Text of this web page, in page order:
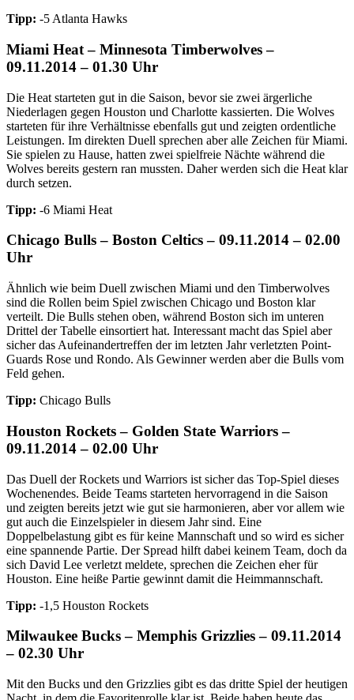
Tipp: -5 Atlanta Hawks
Miami Heat – Minnesota Timberwolves –
09.11.2014 – 01.30 Uhr
Die Heat starteten gut in die Saison, bevor sie zwei ärgerliche
Niederlagen gegen Houston und Charlotte kassierten. Die Wolves
starteten für ihre Verhältnisse ebenfalls gut und zeigten ordentliche
Leistungen. Im direkten Duell sprechen aber alle Zeichen für Miami.
Sie spielen zu Hause, hatten zwei spielfreie Nächte während die
Wolves bereits gestern ran mussten. Daher werden sich die Heat klar
durch setzen.
Tipp: -6 Miami Heat
Chicago Bulls – Boston Celtics – 09.11.2014 – 02.00
Uhr
Ähnlich wie beim Duell zwischen Miami und den Timberwolves
sind die Rollen beim Spiel zwischen Chicago und Boston klar
verteilt. Die Bulls stehen oben, während Boston sich im unteren
Drittel der Tabelle einsortiert hat. Interessant macht das Spiel aber
sicher das Aufeinandertreffen der im letzten Jahr verletzten Point-
Guards Rose und Rondo. Als Gewinner werden aber die Bulls vom
Feld gehen.
Tipp: Chicago Bulls
Houston Rockets – Golden State Warriors –
09.11.2014 – 02.00 Uhr
Das Duell der Rockets und Warriors ist sicher das Top-Spiel dieses
Wochenendes. Beide Teams starteten hervorragend in die Saison
und zeigten bereits jetzt wie gut sie harmonieren, aber vor allem wie
gut auch die Einzelspieler in diesem Jahr sind. Eine
Doppelbelastung gibt es für keine Mannschaft und so wird es sicher
eine spannende Partie. Der Spread hilft dabei keinem Team, doch da
sich David Lee verletzt meldete, sprechen die Zeichen eher für
Houston. Eine heiße Partie gewinnt damit die Heimmannschaft.
Tipp: -1,5 Houston Rockets
Milwaukee Bucks – Memphis Grizzlies – 09.11.2014
– 02.30 Uhr
Mit den Bucks und den Grizzlies gibt es das dritte Spiel der heutigen